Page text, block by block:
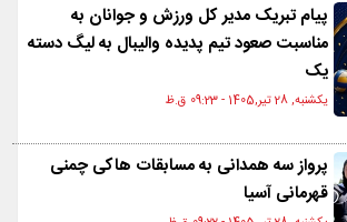
پیام تبریک مدیر کل ورزش و جوانان به
مناسبت صعود تیم پدیده والیبال به لیگ دسته
یک
یکشنبه, 28 تیر,1405 - 09:23 ق.ظ
پرواز سه همدانی به مسابقات هاکی چمنی
قهرمانی آسیا